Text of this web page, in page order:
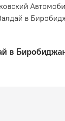
в
в